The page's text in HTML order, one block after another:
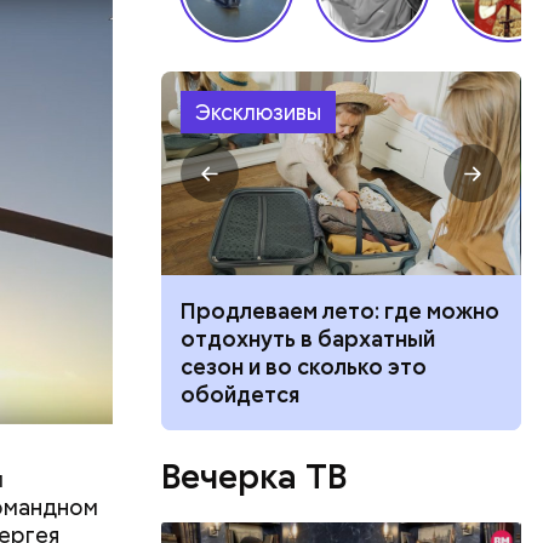
не
двух
Эксклюзивы
себя при
и что
Продлеваем лето: где можно
отдохнуть в бархатный
сезон и во сколько это
обойдется
Вечерка ТВ